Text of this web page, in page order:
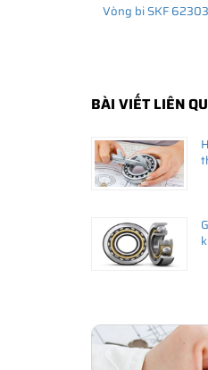
•Vòng bi SKF chính
•Xuất xứ vòng bi
•
Vòng bi SKF
BÀI VIẾT LIÊN